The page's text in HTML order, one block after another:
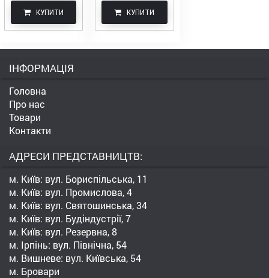
КУПИТИ КУПИТИ
ІНФОРМАЦІЯ
Головна
Про нас
Товари
Контакти
АДРЕСИ ПРЕДСТАВНИЦТВ:
м. Київ: вул. Бориспільська, 11
м. Київ: вул. Промислова, 4
м. Київ: вул. Святошинська, 34
м. Київ: вул. Будіндустрії, 7
м. Київ: вул. Резервна, 8
м. Ірпінь: вул. Північна, 54
м. Вишневе: вул. Київська, 54
м. Бровари